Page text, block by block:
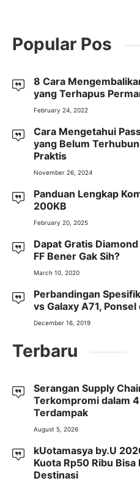
Popular Pos
8 Cara
yang Terhapus
February 24, 2022
Cara Mengetahui
yang Belum
Praktis
November 26, 2024
Panduan Lengkap
200KB
February 20, 2025
Dapat Gratis
FF Bener Gak Sih?
March 10, 2020
Perbandingan
vs Galaxy A71,
December 16, 2019
Terbaru
Serangan Supply
Terkompromi dalam
Terdampak
August 5, 2026
kUotamasya by.U
Kuota Rp50 Ribu Bisa
Destinasi